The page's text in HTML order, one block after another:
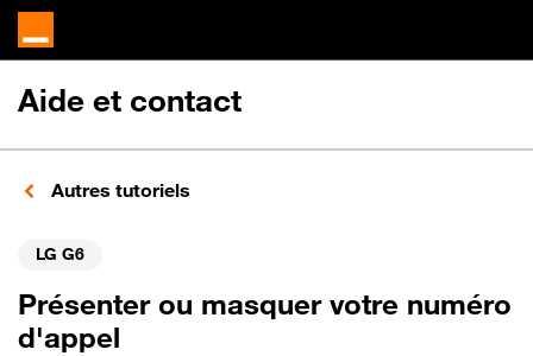
Aide et contact
Autres tutoriels
LG G6
Présenter ou masquer votre numéro
d'appel